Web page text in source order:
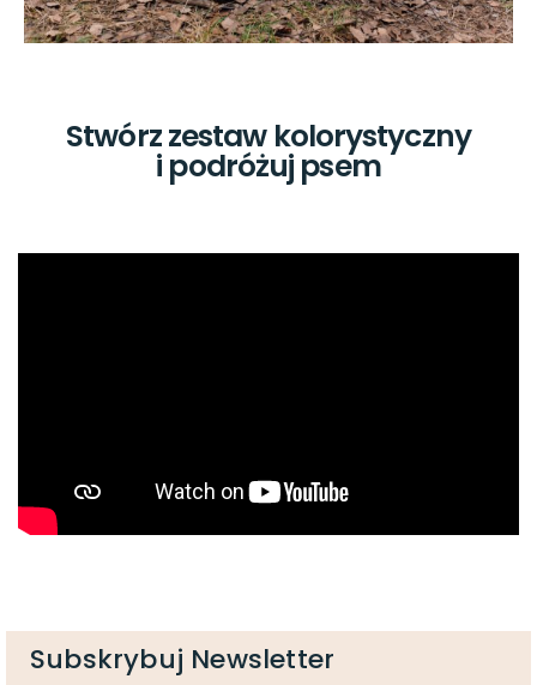
Stwórz zestaw kolorystyczny
i podróżuj psem
Subskrybuj Newsletter